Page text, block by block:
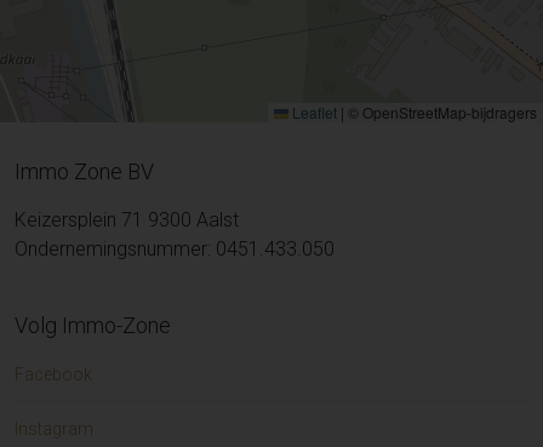
Leaflet | © OpenStreetMap-bijdragers
Immo Zone BV
Keizersplein 71 9300 Aalst
Ondernemingsnummer: 0451.433.050
Volg Immo-Zone
Facebook
Instagram